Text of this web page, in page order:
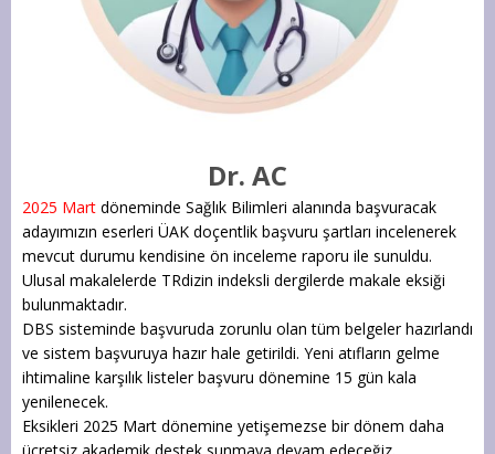
Dr. AC
2025 Mart döneminde Sağlık Bilimleri alanında başvuracak
adayımızın eserleri ÜAK doçentlik başvuru şartları incelenerek
mevcut durumu kendisine ön inceleme raporu ile sunuldu.
Ulusal makalelerde TRdizin indeksli dergilerde makale eksiği
bulunmaktadır.
DBS sisteminde başvuruda zorunlu olan tüm belgeler hazırlandı
ve sistem başvuruya hazır hale getirildi. Yeni atıfların gelme
ihtimaline karşılık listeler başvuru dönemine 15 gün kala
yenilenecek.
Eksikleri 2025 Mart dönemine yetişemezse bir dönem daha